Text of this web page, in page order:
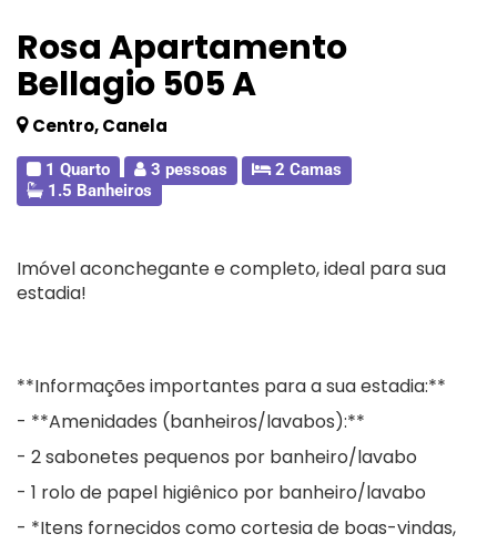
Rosa Apartamento
Bellagio 505 A
Centro, Canela
1 Quarto 3 pessoas
2 Camas
1.5 Banheiros
Imóvel aconchegante e completo, ideal para sua
estadia!
**Informações importantes para a sua estadia:**
- **Amenidades (banheiros/lavabos):**
- 2 sabonetes pequenos por banheiro/lavabo
- 1 rolo de papel higiênico por banheiro/lavabo
- *Itens fornecidos como cortesia de boas-vindas,